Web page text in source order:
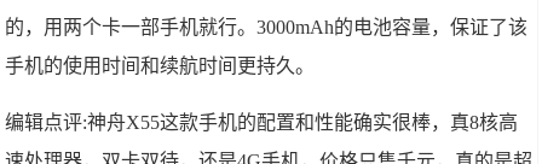
的，用两个卡一部手机就行。3000mAh的电池容量，保证了该
手机的使用时间和续航时间更持久。
编辑点评:神舟X55这款手机的配置和性能确实很棒，真8核高